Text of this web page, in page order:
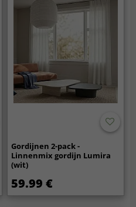
Gordijnen 2-pack -
Linnenmix gordijn Lumira
(wit)
59.99 €